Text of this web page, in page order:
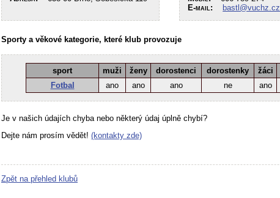
E-mail:
bastl@vuchz.cz
Sporty a věkové kategorie, které klub provozuje
sport muži ženy dorostenci dorostenky žáci
Fotbal
ano ano ano ne ano
Je v našich údajích chyba nebo některý údaj úplně chybí?
Dejte nám prosím vědět! (kontakty zde)
Zpět na přehled klubů